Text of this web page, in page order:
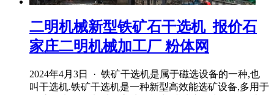
二明机械新型铁矿石干选机_报价石
家庄二明机械加工厂 粉体网
2024年4月3日 · 铁矿干选机是属于磁选设备的一种,也
叫干选机.铁矿干选机是一种新型高效能选矿设备,多用于